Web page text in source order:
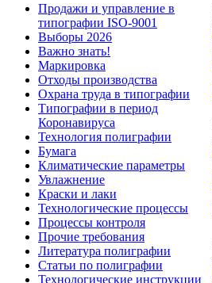
Продажи и управление в
типографии ISO-9001
Выборы 2026
Важно знать!
Маркировка
Отходы производства
Охрана труда в типографии
Типографии в период
Коронавируса
Технология полиграфии
Бумага
Климатические параметры
Увлажнение
Краски и лаки
Технологические процессы
Процессы контроля
Прочие требования
Литература полиграфии
Статьи по полиграфии
Технологические инструкции